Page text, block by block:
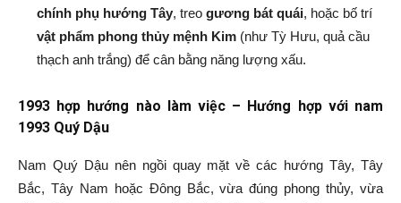
chính phụ hướng Tây, treo gương bát quái, hoặc bố trí
vật phẩm phong thủy mệnh Kim (như Tỳ Hưu, quả cầu
thạch anh trắng) để cân bằng năng lượng xấu.
1993 hợp hướng nào làm việc – Hướng hợp với nam
1993 Quý Dậu
Nam Quý Dậu nên ngồi quay mặt về các hướng Tây, Tây
Bắc, Tây Nam hoặc Đông Bắc, vừa đúng phong thủy, vừa